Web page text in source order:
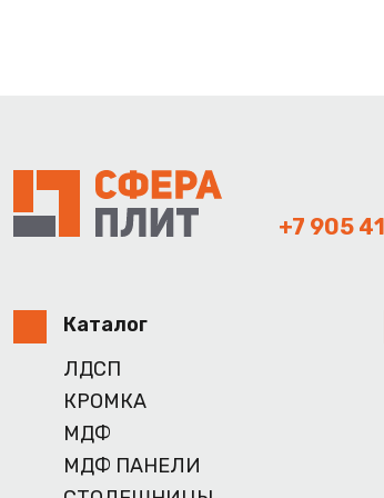
+7 905
Каталог
ЛДСП
КРОМКА
МДФ
МДФ ПАНЕЛИ